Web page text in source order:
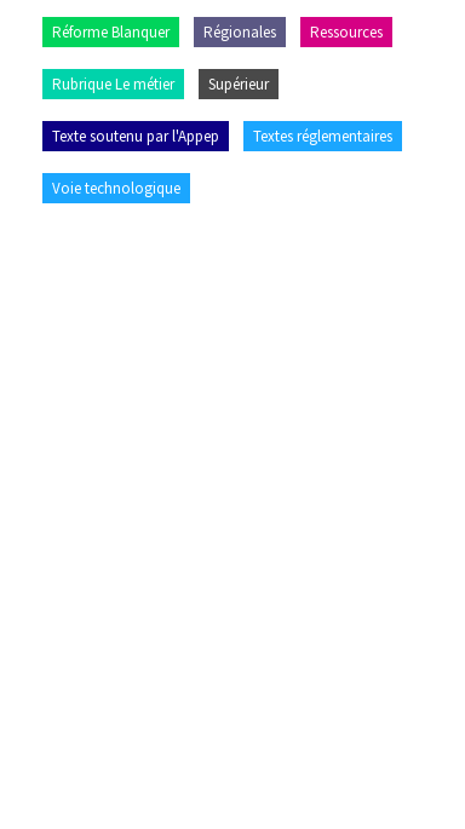
Réforme Blanquer Régionales Ressources
Rubrique Le métier Supérieur
Texte soutenu par l'Appep Textes réglementaires
Voie technologique